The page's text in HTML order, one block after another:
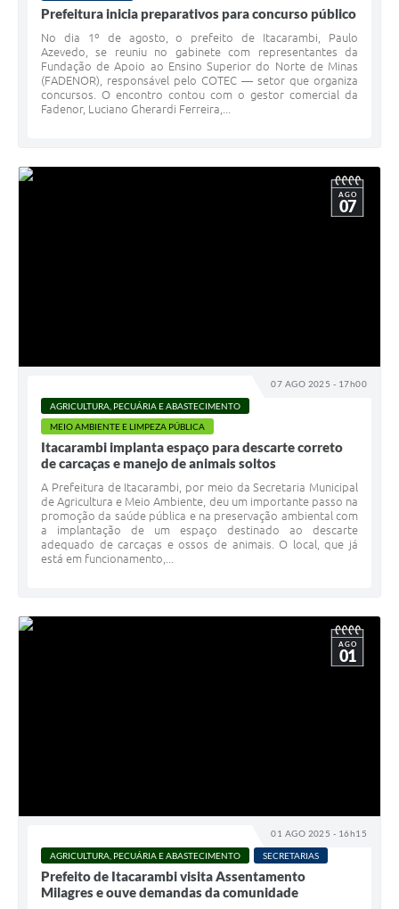
Prefeitura inicia preparativos para concurso público
No dia 1º de agosto, o prefeito de Itacarambi, Paulo
Azevedo, se reuniu no gabinete com representantes da
Fundação de Apoio ao Ensino Superior do Norte de Minas
(FADENOR), responsável pelo COTEC — setor que organiza
concursos. O encontro contou com o gestor comercial da
Fadenor, Luciano Gherardi Ferreira,...
07 AGO 2025 - 17h00
AGO
07
AGRICULTURA, PECUÁRIA E ABASTECIMENTO
MEIO AMBIENTE E LIMPEZA PÚBLICA
Itacarambi implanta espaço para descarte correto
de carcaças e manejo de animais soltos
A Prefeitura de Itacarambi, por meio da Secretaria Municipal
de Agricultura e Meio Ambiente, deu um importante passo na
promoção da saúde pública e na preservação ambiental com
a implantação de um espaço destinado ao descarte
adequado de carcaças e ossos de animais. O local, que já
está em funcionamento,...
01 AGO 2025 - 16h15
AGO
01
AGRICULTURA, PECUÁRIA E ABASTECIMENTO SECRETARIAS
Prefeito de Itacarambi visita Assentamento
Milagres e ouve demandas da comunidade